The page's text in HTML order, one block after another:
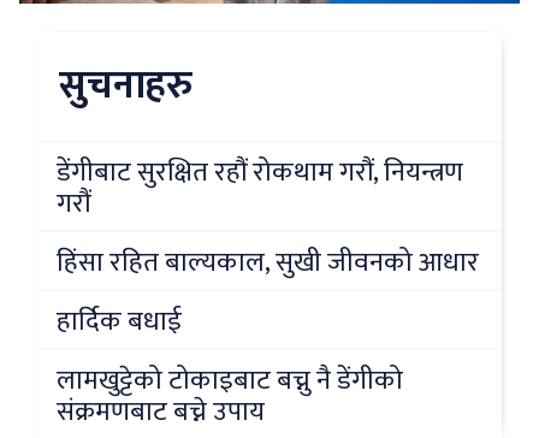
सुचनाहरु
डेंगीबाट सुरक्षित रहौं रोकथाम गरौं, नियन्त्रण
गरौं
हिंसा रहित बाल्यकाल, सुखी जीवनको आधार
हार्दिक बधाई
लामखुट्टेको टोकाइबाट बच्नु नै डेंगीको
संक्रमणबाट बच्ने उपाय